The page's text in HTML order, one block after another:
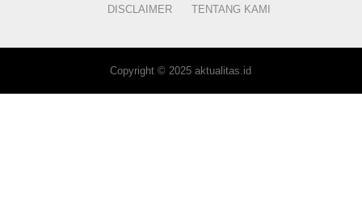
DISCLAIMER
TENTANG KAMI
Copyright © 2025 aktualitas.id